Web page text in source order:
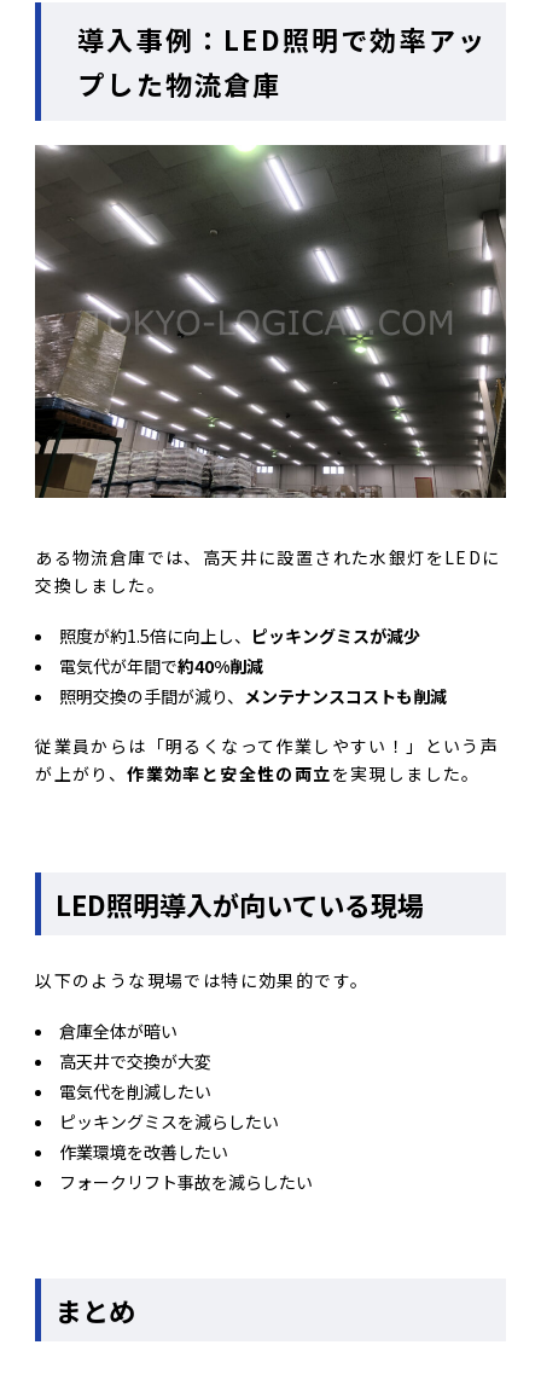
導入事例：LED照明で効率アッ
プした物流倉庫
ある物流倉庫では、高天井に設置された水銀灯をLEDに
交換しました。
照度が約1.5倍に向上し、 ピッキングミスが減少
電気代が年間で約40%削減
照明交換の手間が減り、 メンテナンスコストも削減
従業員からは「明るくなって作業しやすい！」という声
が上がり、作業効率と安全性の両立を実現しました。
LED照明導入が向いている現場
以下のような現場では特に効果的です。
倉庫全体が暗い
高天井で交換が大変
電気代を削減したい
ピッキングミスを減らしたい
作業環境を改善したい
フォークリフト事故を減らしたい
まとめ